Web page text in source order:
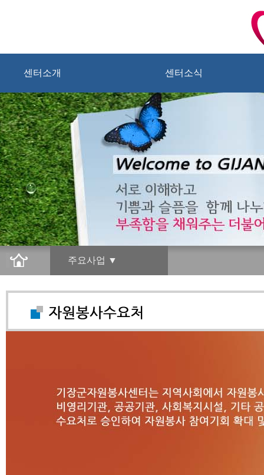
센터소개 센터소식
주요사업 ▼